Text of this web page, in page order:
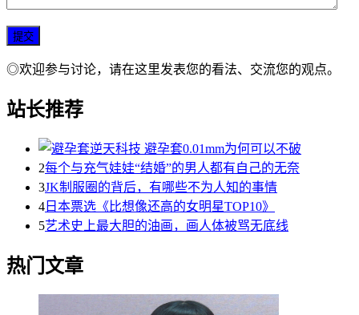
◎欢迎参与讨论，请在这里发表您的看法、交流您的观点。
站长推荐
2每个与充气娃娃“结婚”的男人都有自己的无奈
3JK制服圈的背后，有哪些不为人知的事情
4 日本票选《比想像还高的女明星TOP10》
5艺术史上最大胆的油画，画人体被骂无底线
热门文章